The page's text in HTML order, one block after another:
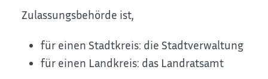
Zulassungsbehörde ist,
für einen Stadtkreis: die Stadtverwaltung
für einen Landkreis: das Landratsamt